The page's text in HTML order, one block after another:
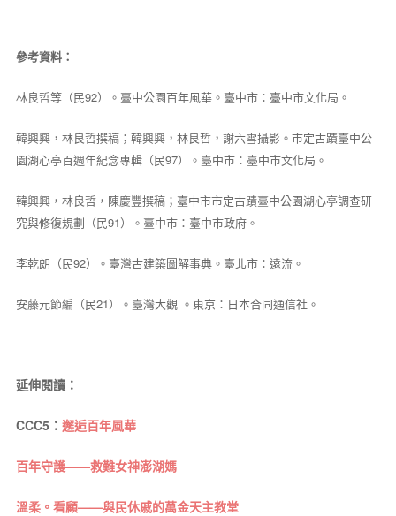
參考資料：
林良哲等（民92）。臺中公園百年風華。臺中市：臺中市文化局。
韓興興，林良哲撰稿；韓興興，林良哲，謝六雪攝影。市定古蹟臺中公
園湖心亭百週年紀念專輯（民97）。臺中市：臺中市文化局。
韓興興，林良哲，陳慶豐撰稿；臺中市市定古蹟臺中公園湖心亭調查研
究與修復規劃（民91）。臺中市：臺中市政府。
李乾朗（民92）。臺灣古建築圖解事典。臺北市：遠流。
安藤元節編（民21）。臺灣大觀 。東京：日本合同通信社。
延伸閱讀：
CCC5： 邂逅百年風華
百年守護——救難女神澎湖媽
溫柔。看顧——與民休戚的萬金天主教堂